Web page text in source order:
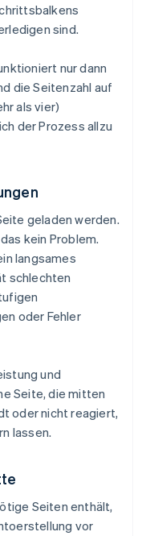
sind.
nur dann
die Seitenzahl auf
als vier)
der Prozess allzu
geladen werden.
kein Problem.
langsames
schlechten
oder Fehler
und
Seite, die mitten
oder nicht reagiert,
lassen.
Seiten enthält,
vor